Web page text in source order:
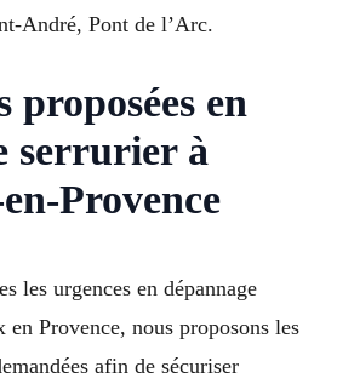
André, Pont de l’Arc.
proposées en
serrurier à
Provence
les urgences en dépannage
Provence, nous proposons les
afin de sécuriser